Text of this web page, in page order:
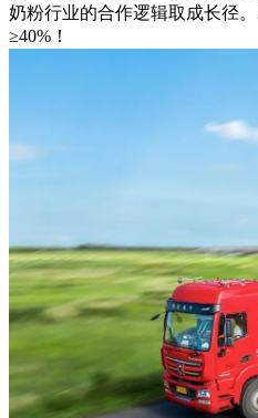
奶粉行业的合作逻辑取成长径
≥40%！